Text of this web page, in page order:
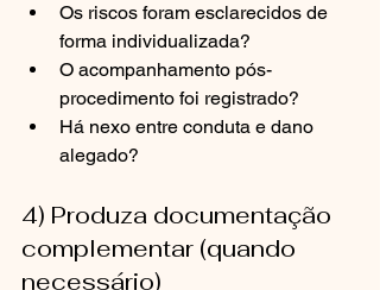
Os riscos foram esclarecidos de
forma individualizada?
O acompanhamento pós-
procedimento foi registrado?
Há nexo entre conduta e dano
alegado?
4) Produza documentação
complementar (quando
necessário)